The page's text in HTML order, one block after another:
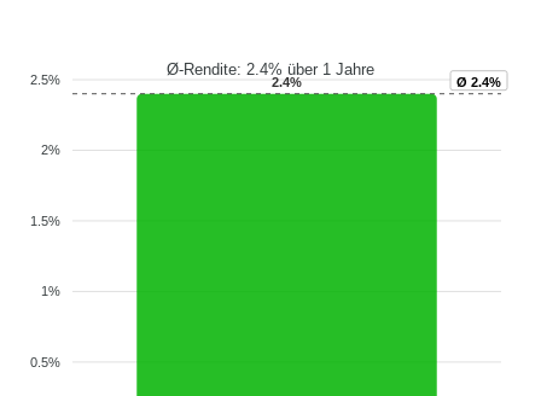
Ø-Rendite: 2.4% über 1 Jahre
2.5%
2%
1.5%
1%
0.5%
2.4% Ø 2.4%